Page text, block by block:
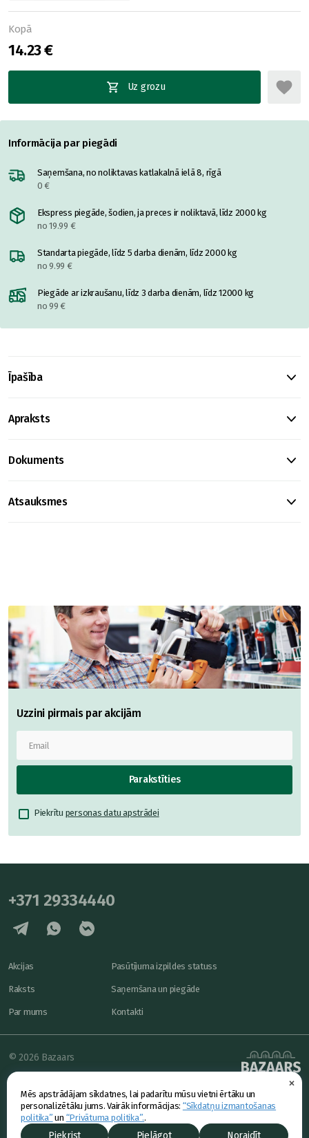
×
Mēs apstrādājam sīkdatnes, lai padarītu mūsu vietni ērtāku un
personalizētāku jums. Vairāk informācijas: “Sīkdatņu izmantošanas
politika” un “Privātuma politika”..
Piekrist Pielāgot Noraidīt
Kopā
14.23 €
Uz grozu
Informācija par piegādi
Saņemšana, no noliktavas katlakalnā ielā 8, rīgā
0 €
Ekspress piegāde, šodien, ja preces ir noliktavā, līdz 2000 kg
no 19.99 €
Standarta piegāde, līdz 5 darba dienām, līdz 2000 kg
no 9.99 €
Piegāde ar izkraušanu, līdz 3 darba dienām, līdz 12000 kg
no 99 €
Īpašība
Apraksts
Dokuments
Atsauksmes
Uzzini pirmais par akcijām
Parakstīties
Piekrītu personas datu apstrādei
+371 29334440
Akcijas
Raksts
Par mums
Pasūtījuma izpildes statuss
Saņemšana un piegāde
Kontakti
powered by
© 2026 Bazaars
Konfidencialitāte
Piedāvājums